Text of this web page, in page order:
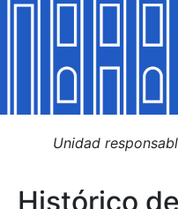
Mostrar/Ocultar
Mostrar/Ocultar
Mostrar/Ocultar
Mostrar/Ocultar
Unidad
Histórico